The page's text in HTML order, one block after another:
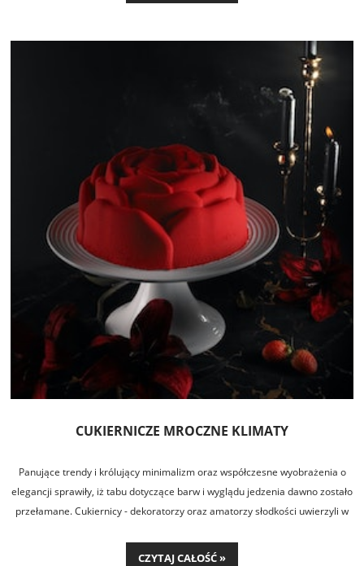
CUKIERNICZE MROCZNE KLIMATY
Panujące trendy i królujący minimalizm oraz współczesne wyobrażenia o
elegancji sprawiły, iż tabu dotyczące barw i wyglądu jedzenia dawno zostało
przełamane. Cukiernicy - dekoratorzy oraz amatorzy słodkości uwierzyli w
co bardziej klasyczne, białe czy pastelowe rozwiązania.
CZYTAJ CAŁOŚĆ »